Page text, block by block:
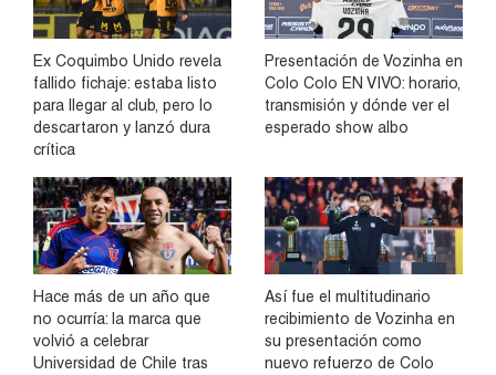
Ex Coquimbo Unido revela
fallido fichaje: estaba listo
para llegar al club, pero lo
descartaron y lanzó dura
crítica
Presentación de Vozinha en
Colo Colo EN VIVO: horario,
transmisión y dónde ver el
esperado show albo
Hace más de un año que
no ocurría: la marca que
volvió a celebrar
Universidad de Chile tras
Así fue el multitudinario
recibimiento de Vozinha en
su presentación como
nuevo refuerzo de Colo